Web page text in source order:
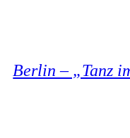
Berlin – „Tanz